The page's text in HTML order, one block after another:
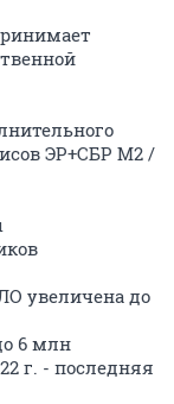
ЭР+СБР М2 /
увеличена до
6 млн
г. - последняя